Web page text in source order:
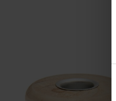
Holz-Kerzenhalter Ringe Weiß